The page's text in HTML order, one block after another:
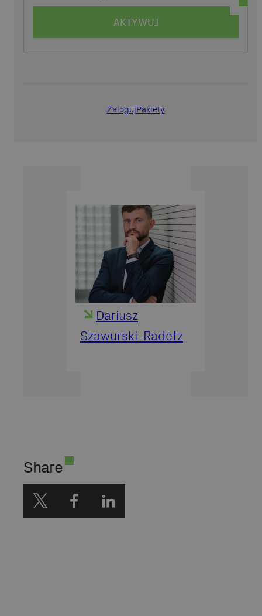
AKTYWUJ
ZalogujPakiety
Dariusz
Szawurski-Radetz
Share